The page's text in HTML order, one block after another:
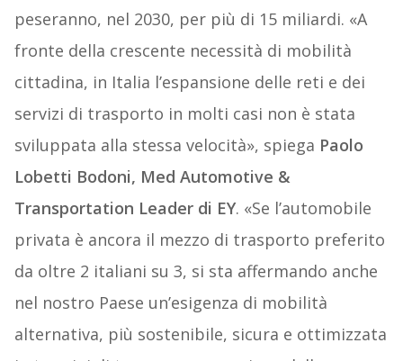
peseranno, nel 2030, per più di 15 miliardi. «A
fronte della crescente necessità di mobilità
cittadina, in Italia l’espansione delle reti e dei
servizi di trasporto in molti casi non è stata
sviluppata alla stessa velocità», spiega Paolo
Lobetti Bodoni, Med Automotive &
Transportation Leader di EY. «Se l’automobile
privata è ancora il mezzo di trasporto preferito
da oltre 2 italiani su 3, si sta affermando anche
nel nostro Paese un’esigenza di mobilità
alternativa, più sostenibile, sicura e ottimizzata